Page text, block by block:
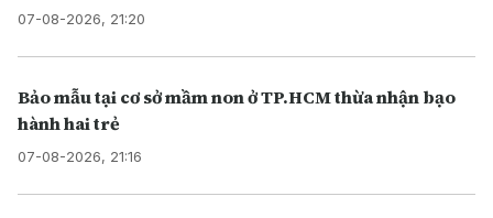
07-08-2026, 21:20
Bảo mẫu tại cơ sở mầm non ở TP.HCM thừa nhận bạo
hành hai trẻ
07-08-2026, 21:16